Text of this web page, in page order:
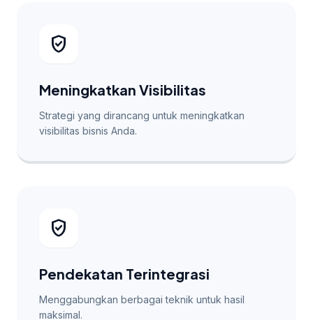
verified_user
Meningkatkan Visibilitas
Strategi yang dirancang untuk meningkatkan
visibilitas bisnis Anda.
verified_user
Pendekatan Terintegrasi
Menggabungkan berbagai teknik untuk hasil
maksimal.